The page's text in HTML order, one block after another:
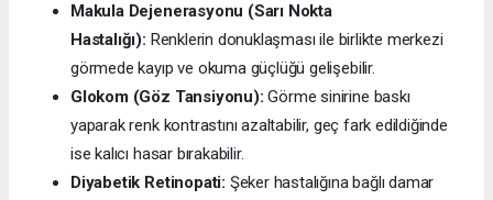
Makula Dejenerasyonu (Sarı Nokta
Hastalığı): Renklerin donuklaşması ile birlikte merkezi
görmede kayıp ve okuma güçlüğü gelişebilir.
Glokom (Göz Tansiyonu): Görme sinirine baskı
yaparak renk kontrastını azaltabilir, geç fark edildiğinde
ise kalıcı hasar bırakabilir.
Diyabetik Retinopati: Şeker hastalığına bağlı damar